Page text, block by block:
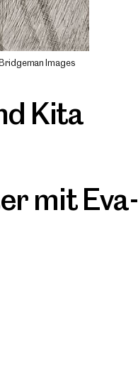
Images
Kita
mit Eva-